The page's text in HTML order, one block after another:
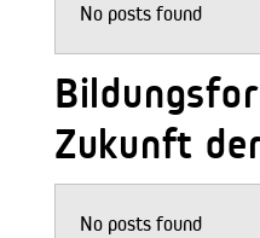
No posts found
Zukunft
No posts found